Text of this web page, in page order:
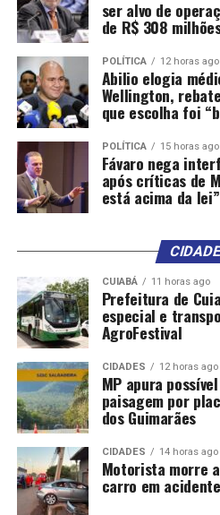
ser alvo de
de R$ 308
POLÍTICA 12 horas ago
Abilio elogia
Wellington,
que escolha foi
POLÍTICA 15 horas ago
Fávaro nega
após críticas de
está acima da lei”
CUIABÁ 11 horas ago
Prefeitura de
especial e
AgroFestival
CIDADES 12 horas ago
MP apura
paisagem por
dos Guimarães
CIDADES 14 horas ago
Motorista morre
carro em